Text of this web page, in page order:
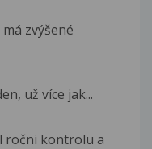
zvýšené
už více jak...
ročni kontrolu a